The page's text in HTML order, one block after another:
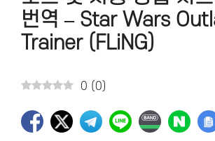
번역 – Star Wars
Trainer (FLiNG)
0 ( 0)